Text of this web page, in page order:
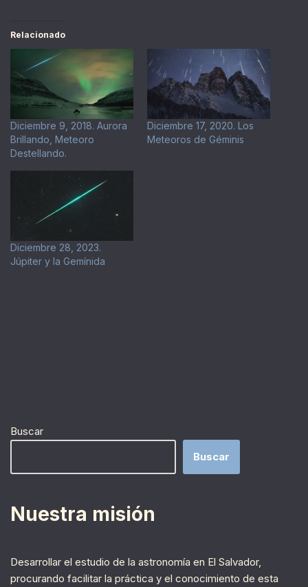
Relacionado
Diciembre 9, 2018. Aurora
Brillando, Meteoro
Destellando.
Diciembre 17, 2020. Los
Meteoros de Géminis
Diciembre 28, 2023.
Júpiter y la Gemínida
Buscar
Buscar
Nuestra misión
Desarrollar el estudio de la astronomía en El Salvador,
procurando facilitar la práctica y el conocimiento de esta